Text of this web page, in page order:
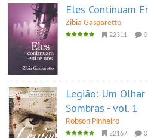
Eles Continuam
Zibia Gasparetto
22311 0
Legião: Um
Sombras - vol. 1
Robson Pinheiro
22167 0